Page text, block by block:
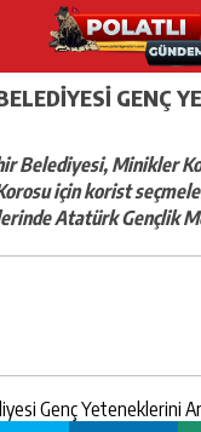
GENÇ
Belediyesi, Minikler
için korist
Atatürk Gençlik